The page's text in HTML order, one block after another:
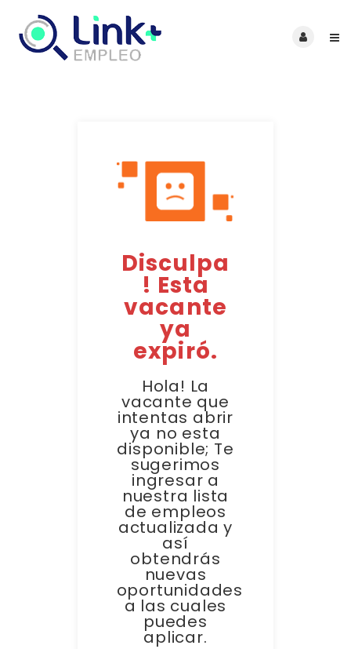
Disculpa
! Esta
vacante
ya
expiró.
Hola! La
vacante que
intentas abrir
ya no esta
disponible; Te
sugerimos
ingresar a
nuestra lista
de empleos
actualizada y
así
obtendrás
nuevas
oportunidades
a las cuales
puedes
aplicar.